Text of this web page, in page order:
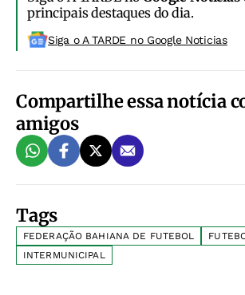
principais destaques do dia.
Siga o A TARDE no Google Noticias
Compartilhe essa notícia
amigos
Tags
FEDERAÇÃO BAHIANA DE FUTEBOL
INTERMUNICIPAL